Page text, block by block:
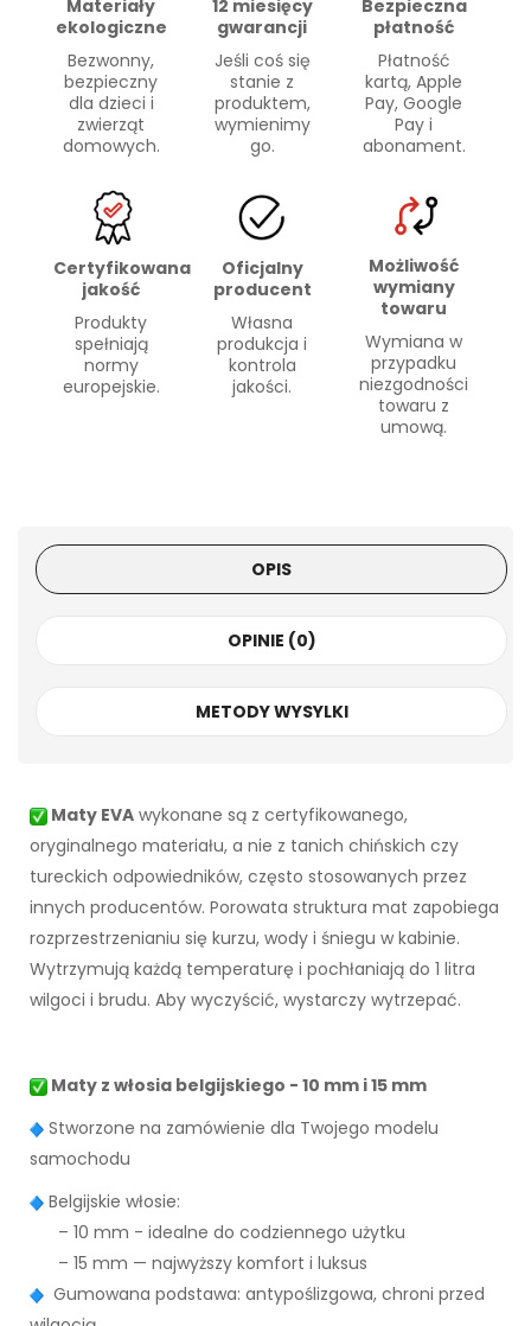
Materiały
ekologiczne
Bezwonny,
bezpieczny
dla dzieci i
zwierząt
domowych.
12 miesięcy
gwarancji
Jeśli coś się
stanie z
produktem,
wymienimy
go.
Bezpieczna
płatność
Płatność
kartą, Apple
Pay, Google
Pay i
abonament.
Certyfikowana
jakość
Produkty
spełniają
normy
europejskie.
Oficjalny
producent
Własna
produkcja i
kontrola
jakości.
Możliwość
wymiany
towaru
Wymiana w
przypadku
niezgodności
towaru z
umową.
OPIS
OPINIE (0)
METODY WYSYLKI
Maty EVA wykonane są z certyfikowanego,
oryginalnego materiału, a nie z tanich chińskich czy
tureckich odpowiedników, często stosowanych przez
innych producentów. Porowata struktura mat zapobiega
rozprzestrzenianiu się kurzu, wody i śniegu w kabinie.
Wytrzymują każdą temperaturę i pochłaniają do 1 litra
wilgoci i brudu. Aby wyczyścić, wystarczy wytrzepać.
Maty z włosia belgijskiego - 10 mm i 15 mm
Stworzone na zamówienie dla Twojego modelu
samochodu
Belgijskie włosie:
– 10 mm - idealne do codziennego użytku
– 15 mm — najwyższy komfort i luksus
Gumowana podstawa: antypoślizgowa, chroni przed